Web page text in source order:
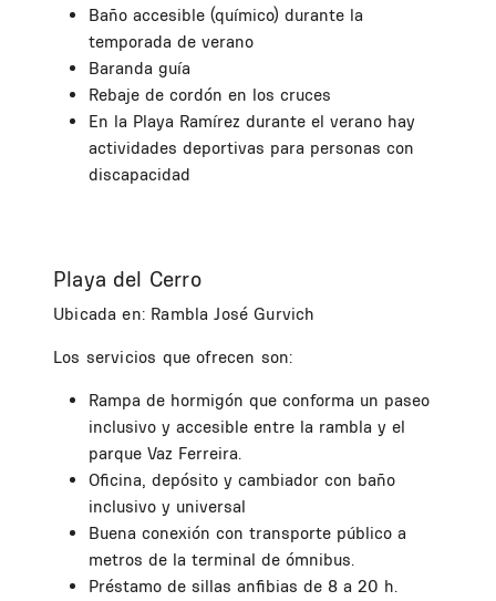
Baño accesible (químico) durante la
temporada de verano
Baranda guía
Rebaje de cordón en los cruces
En la Playa Ramírez durante el verano hay
actividades deportivas para personas con
discapacidad
Playa del Cerro
Ubicada en: Rambla José Gurvich
Los servicios que ofrecen son:
Rampa de hormigón que conforma un paseo
inclusivo y accesible entre la rambla y el
parque Vaz Ferreira.
Oficina, depósito y cambiador con baño
inclusivo y universal
Buena conexión con transporte público a
metros de la terminal de ómnibus.
Préstamo de sillas anfibias de 8 a 20 h.